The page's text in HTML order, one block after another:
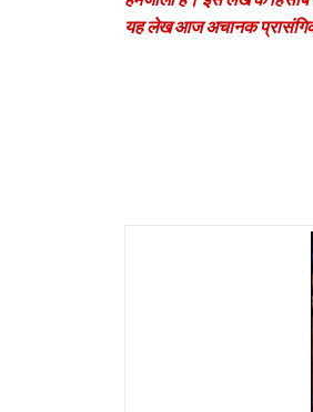
यह लेख आज अचानक प्रासंगिक